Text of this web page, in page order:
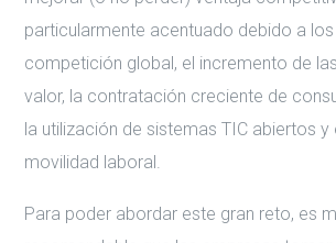
particularmente acentuado debido a
competición global, el incremento de
valor, la contratación creciente de
la utilización de sistemas TIC abiertos y
movilidad laboral.
Para poder abordar este gran reto, es